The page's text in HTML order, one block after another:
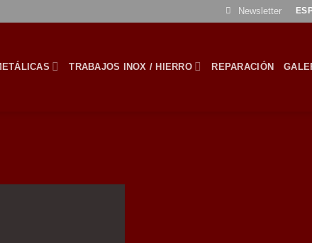
Newsletter
TRABAJOS INOX / HIERRO REPARACIÓN